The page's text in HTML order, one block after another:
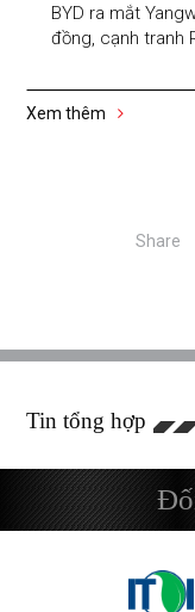
BYD ra mắt
đồng, cạnh tranh
Xem thêm
Share
Tin tổng hợp